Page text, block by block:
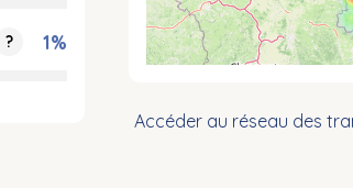
? 1%
Accéder au réseau des